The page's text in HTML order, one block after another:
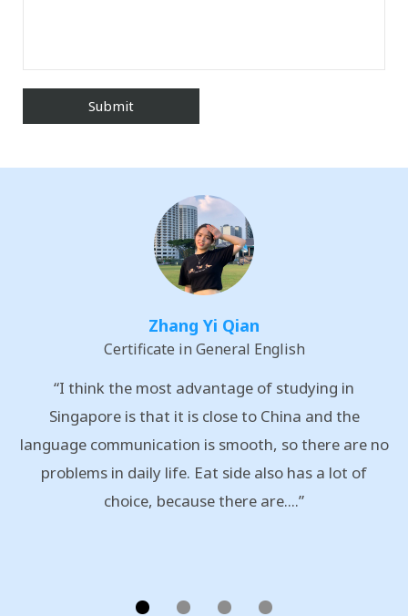
Zhang Yi Qian
Certificate in General English
“I think the most advantage of studying in
Singapore is that it is close to China and the
language communication is smooth, so there are no
problems in daily life. Eat side also has a lot of
choice, because there are....”